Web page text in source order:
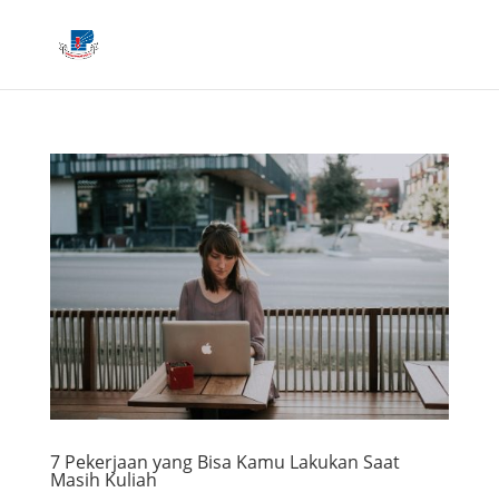
7 Pekerjaan yang Bisa Kamu Lakukan Saat
Masih Kuliah